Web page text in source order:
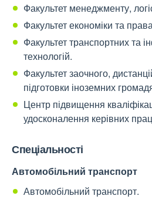
Факультет менеджменту,
Факультет економіки та
Факультет транспортних та
технологій.
Факультет заочного,
підготовки іноземних
Центр підвищення
удосконалення керівних
Спеціальності
Автомобільний транспорт
Автомобільний транспорт.